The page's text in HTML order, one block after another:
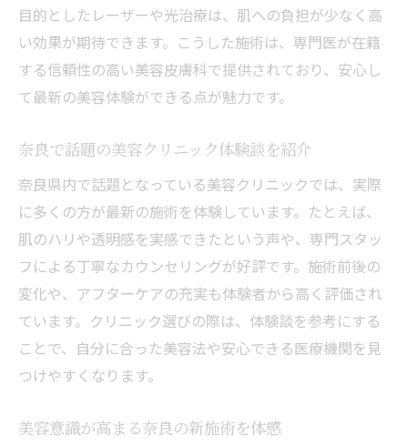
目的としたレーザーや光治療は、肌への負担が少なく高
い効果が期待できます。こうした施術は、専門医が在籍
する信頼性の高い美容皮膚科で提供されており、安心し
て最新の美容体験ができる点が魅力です。
奈良で話題の美容クリニック体験談を紹介
奈良県内で話題となっている美容クリニックでは、実際
に多くの方が最新の施術を体験しています。たとえば、
肌のハリや透明感を実感できたという声や、専門スタッ
フによる丁寧なカウンセリングが好評です。施術前後の
変化や、アフターケアの充実も体験者から高く評価され
ています。クリニック選びの際は、体験談を参考にする
ことで、自分に合った美容法や安心できる医療機関を見
つけやすくなります。
美容意識が高まる奈良の新施術を体感